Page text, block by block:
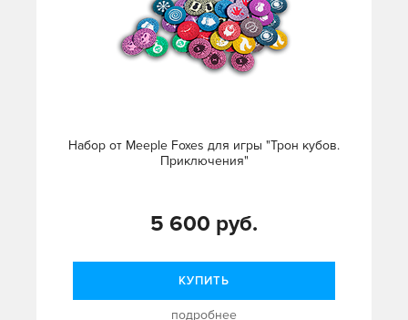
Набор от Meeple Foxes для игры "Трон кубов.
Приключения"
5 600 руб.
КУПИТЬ
подробнее